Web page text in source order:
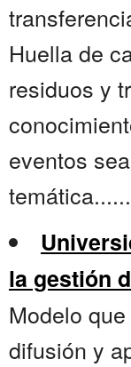
Huella de
residuos y
eventos
la gestión
Modelo
difusión y